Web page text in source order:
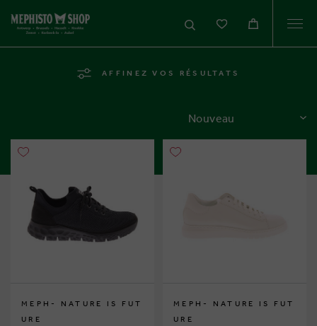
AFFINEZ VOS RÉSULTATS
TRIER
MEPH- NATURE IS FUT
URE
MEPH- NATURE IS FUT
URE